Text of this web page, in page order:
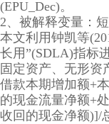
(EPU_Dec)。
2、被解释变量：
本文利用钟凯等
长用”(SDLA)指标
固定资产、无形资
借款本期增加额+
的现金流量净额+
收回的现金净额)]/